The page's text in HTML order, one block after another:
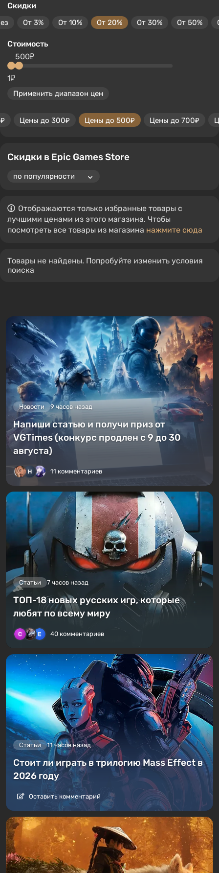
Скидки
От 3% От 10% От 20% От 30% От 50%
Стоимость
1₽
500₽
Применить диапазон цен
Цены до 300₽ Цены до 500₽ Цены до 700₽
Скидки в Epic Games Store
Отображаются только избранные товары с
лучшими ценами из этого магазина. Чтобы
посмотреть все товары из магазина нажмите сюда
Товары не найдены. Попробуйте изменить условия
поиска
Новости 9 часов назад
Напиши статью и получи приз от
VGTimes (конкурс продлен с 9 до 30
августа)
11 комментариев
Статьи 7 часов назад
ТОП-18 новых русских игр, которые
любят по всему миру
40 комментариев
Статьи 11 часов назад
Стоит ли играть в трилогию Mass Effect в
2026 году
Оставить комментарий